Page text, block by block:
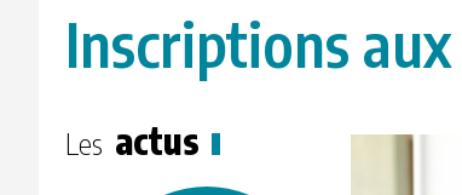
Inscriptions
Les actus